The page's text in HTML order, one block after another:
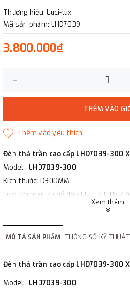
Thương hiệu: Luci-lux
Mã sản phẩm: LHD7039
3.800.000₫
–
THÊM VÀO
Đèn thả trần cao cấp LHD7039-300
Model: LHD7039-300
Kích thước: D300MM
Led: Đổi màu 3 chế độ - CCT: 3000K /
Vật liệu: INOX Xi vàng đồng + Mica
Xem thêm
MÔ TẢ SẢN PHẨM THÔNG SỐ KỸ THUẬT
Đèn thả trần cao cấp LHD7039-300
Model: LHD7039-300